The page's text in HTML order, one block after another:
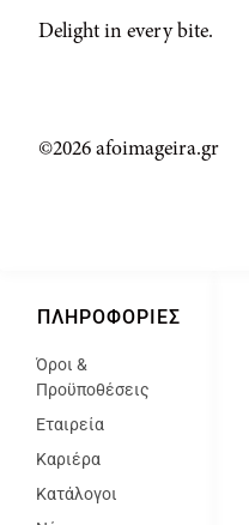
ΠΛΗΡΟΦΟΡΊΕΣ
Όροι &
Προϋποθέσεις
Εταιρεία
Καριέρα
Κατάλογοι
Delight in every bite.
©2026 afoimageira.gr